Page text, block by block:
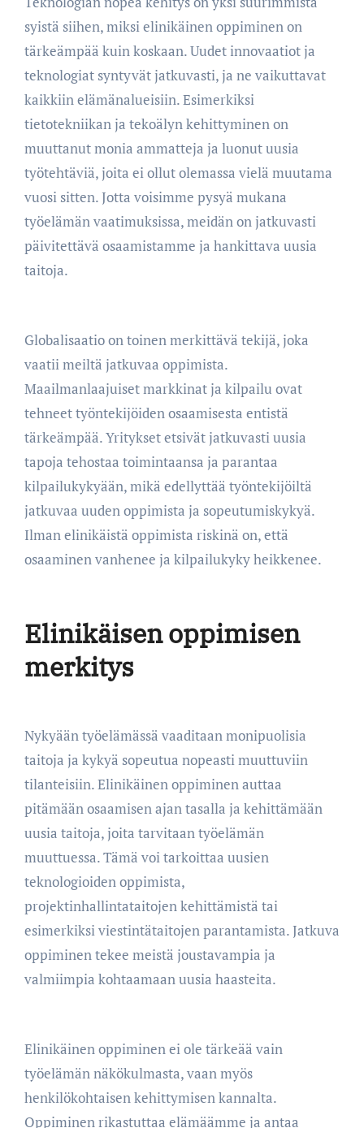
syistä siihen, miksi elinikäinen oppiminen on
tärkeämpää kuin koskaan. Uudet innovaatiot ja
teknologiat syntyvät jatkuvasti, ja ne vaikuttavat
kaikkiin elämänalueisiin. Esimerkiksi
tietotekniikan ja tekoälyn kehittyminen on
muuttanut monia ammatteja ja luonut uusia
työtehtäviä, joita ei ollut olemassa vielä muutama
vuosi sitten. Jotta voisimme pysyä mukana
työelämän vaatimuksissa, meidän on jatkuvasti
päivitettävä osaamistamme ja hankittava uusia
taitoja.
Globalisaatio on toinen merkittävä tekijä, joka
vaatii meiltä jatkuvaa oppimista.
Maailmanlaajuiset markkinat ja kilpailu ovat
tehneet työntekijöiden osaamisesta entistä
tärkeämpää. Yritykset etsivät jatkuvasti uusia
tapoja tehostaa toimintaansa ja parantaa
kilpailukykyään, mikä edellyttää työntekijöiltä
jatkuvaa uuden oppimista ja sopeutumiskykyä.
Ilman elinikäistä oppimista riskinä on, että
osaaminen vanhenee ja kilpailukyky heikkenee.
Elinikäisen oppimisen
merkitys
Nykyään työelämässä vaaditaan monipuolisia
taitoja ja kykyä sopeutua nopeasti muuttuviin
tilanteisiin. Elinikäinen oppiminen auttaa
pitämään osaamisen ajan tasalla ja kehittämään
uusia taitoja, joita tarvitaan työelämän
muuttuessa. Tämä voi tarkoittaa uusien
teknologioiden oppimista,
projektinhallintataitojen kehittämistä tai
esimerkiksi viestintätaitojen parantamista. Jatkuva
oppiminen tekee meistä joustavampia ja
valmiimpia kohtaamaan uusia haasteita.
Elinikäinen oppiminen ei ole tärkeää vain
työelämän näkökulmasta, vaan myös
henkilökohtaisen kehittymisen kannalta.
Oppiminen rikastuttaa elämäämme ja antaa